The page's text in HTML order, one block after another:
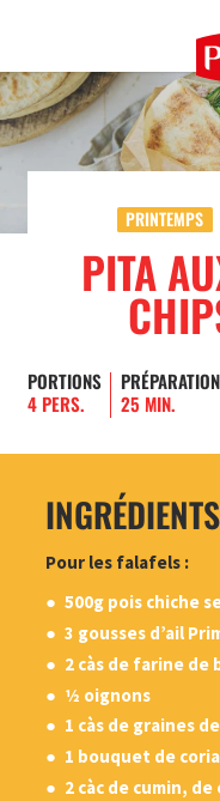
PRINTEMPS
PITA
PORTIONS
4 PERS.
PRÉPARATION
25 MIN.
INGRÉDIENTS
Pour les falafels :
500g pois chiche
3 gousses d’ail
2 càs de farine de
1⁄2 oignons
1 càs de graines
1 bouquet de
2 càc de cumin,